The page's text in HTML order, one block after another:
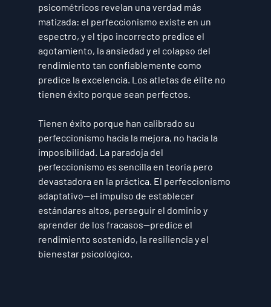
psicométricos revelan una verdad más
matizada: el perfeccionismo existe en un
espectro, y el tipo incorrecto predice el
agotamiento, la ansiedad y el colapso del
rendimiento tan confiablemente como
predice la excelencia. Los atletas de élite no
tienen éxito porque sean perfectos.
Tienen éxito porque han calibrado su
perfeccionismo hacia la mejora, no hacia la
imposibilidad. La paradoja del
perfeccionismo es sencilla en teoría pero
devastadora en la práctica. El perfeccionismo
adaptativo—el impulso de establecer
estándares altos, perseguir el dominio y
aprender de los fracasos—predice el
rendimiento sostenido, la resiliencia y el
bienestar psicológico.